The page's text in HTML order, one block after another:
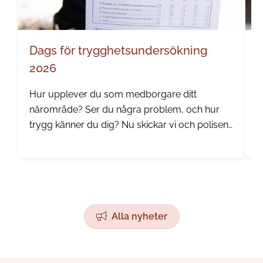
Dags för trygghetsundersökning
2026
Hur upplever du som medborgare ditt
närområde? Ser du några problem, och hur
trygg känner du dig? Nu skickar vi och polisen
Alla nyheter